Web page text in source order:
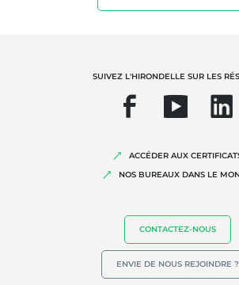
SUIVEZ L'HIRONDELLE SUR LES
ACCÉDER AUX
NOS BUREAUX DANS LE
CONTACTEZ-NOUS
ENVIE DE NOUS REJOINDRE ?